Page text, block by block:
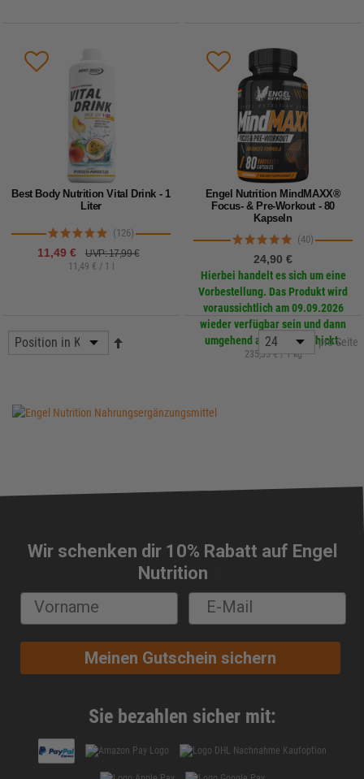
Best Body Nutrition Vital Drink - 1
Liter
(126)
11,49 €
UVP: 17,99 €
11,49 € / 1 l
Engel Nutrition MindMAXX®
Focus- & Pre-Workout - 80
Kapseln
(40)
24,90 €
Hierbei handelt es sich um eine
Vorbestellung. Das Produkt wird
voraussichtlich am 09.09.2026
wieder verfügbar sein und dann
umgehend an dich verschickt.
235,35 € / 1 kg
pro Seite
Wir schenken dir 10% Rabatt auf Engel
Nutrition
Meinen Gutschein sichern
Sie bezahlen sicher mit: